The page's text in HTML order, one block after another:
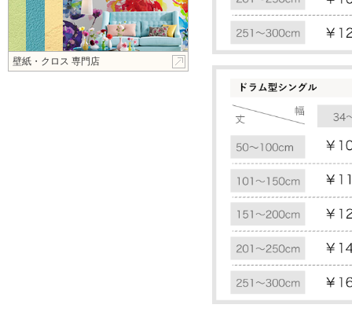
壁紙・クロス 専門店